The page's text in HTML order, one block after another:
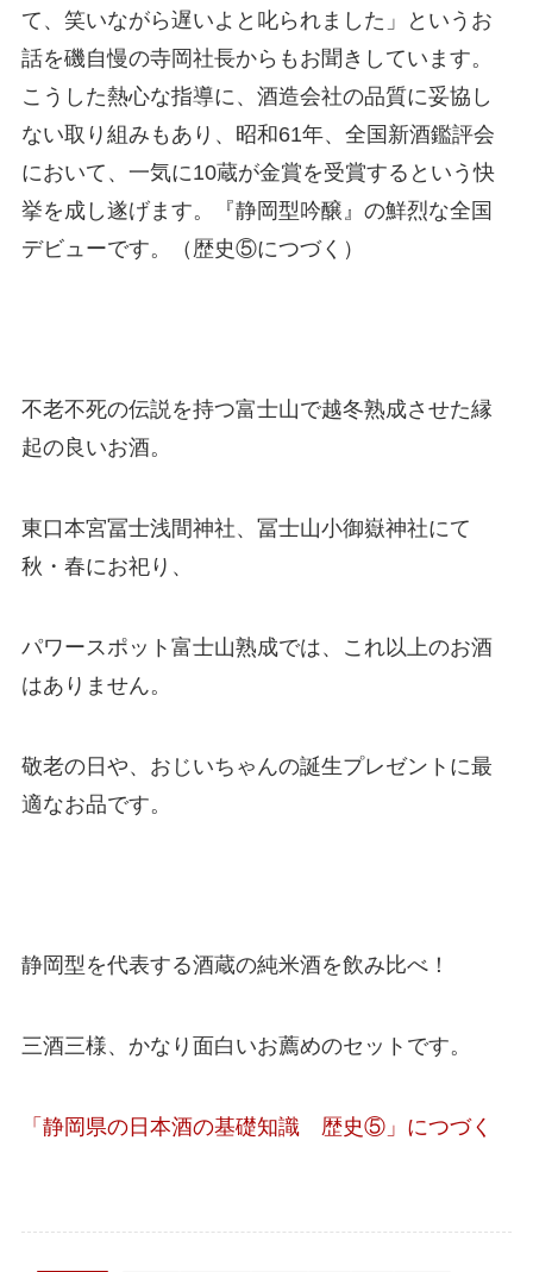
て、笑いながら遅いよと叱られました」というお
話を磯自慢の寺岡社長からもお聞きしています。
こうした熱心な指導に、酒造会社の品質に妥協し
ない取り組みもあり、昭和61年、全国新酒鑑評会
において、一気に10蔵が金賞を受賞するという快
挙を成し遂げます。『静岡型吟醸』の鮮烈な全国
デビューです。（歴史⑤につづく）
不老不死の伝説を持つ富士山で越冬熟成させた縁
起の良いお酒。
東口本宮冨士浅間神社、冨士山小御嶽神社にて
秋・春にお祀り、
パワースポット富士山熟成では、これ以上のお酒
はありません。
敬老の日や、おじいちゃんの誕生プレゼントに最
適なお品です。
静岡型を代表する酒蔵の純米酒を飲み比べ！
三酒三様、かなり面白いお薦めのセットです。
「静岡県の日本酒の基礎知識 歴史⑤」につづく